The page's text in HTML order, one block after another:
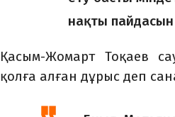
нақты
Қасым-Жомарт Тоқаев
қолға алған дұрыс деп